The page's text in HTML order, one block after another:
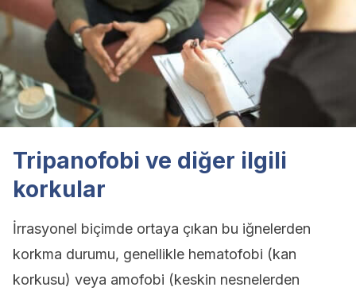
Tripanofobi ve diğer ilgili
korkular
İrrasyonel biçimde ortaya çıkan bu iğnelerden
korkma durumu, genellikle hematofobi (kan
korkusu) veya amofobi (keskin nesnelerden